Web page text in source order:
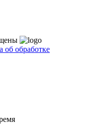
об обработке